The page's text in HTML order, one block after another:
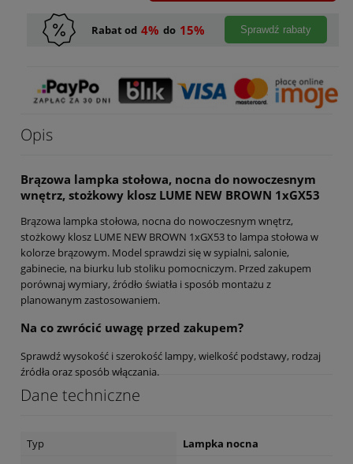
Rabat od 4% do 15% Sprawdź rabaty
Opis
Brązowa lampka stołowa, nocna do nowoczesnym
wnętrz, stożkowy klosz LUME NEW BROWN 1xGX53
Brązowa lampka stołowa, nocna do nowoczesnym wnętrz,
stożkowy klosz LUME NEW BROWN 1xGX53 to lampa stołowa w
kolorze brązowym. Model sprawdzi się w sypialni, salonie,
gabinecie, na biurku lub stoliku pomocniczym. Przed zakupem
porównaj wymiary, źródło światła i sposób montażu z
planowanym zastosowaniem.
Na co zwrócić uwagę przed zakupem?
Sprawdź wysokość i szerokość lampy, wielkość podstawy, rodzaj
źródła oraz sposób włączania.
Dane techniczne
Typ
Lampka nocna